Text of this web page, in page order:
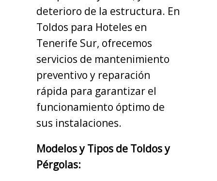
deterioro de la estructura. En
Toldos para Hoteles en
Tenerife Sur, ofrecemos
servicios de mantenimiento
preventivo y reparación
rápida para garantizar el
funcionamiento óptimo de
sus instalaciones.
Modelos y Tipos de Toldos y
Pérgolas: